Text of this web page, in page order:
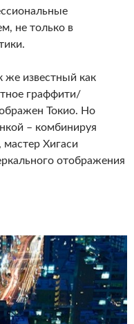
не только в
же известный как
граффити/
Токио. Но
– комбинируя
Хигаси
отображения